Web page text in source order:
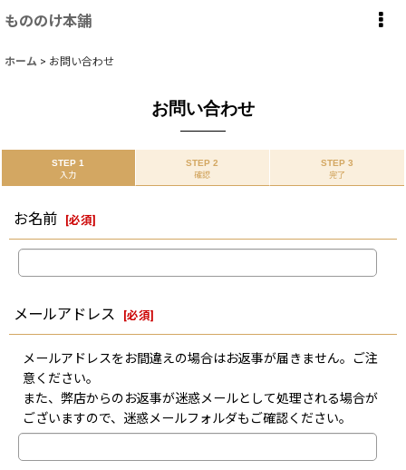
もののけ本舗
ホーム > お問い合わせ
お問い合わせ
STEP 1
入力
STEP 2
確認
STEP 3
完了
お名前 [必須]
メールアドレス [必須]
メールアドレスをお間違えの場合はお返事が届きません。ご注
意ください。
また、弊店からのお返事が迷惑メールとして処理される場合が
ございますので、迷惑メールフォルダもご確認ください。